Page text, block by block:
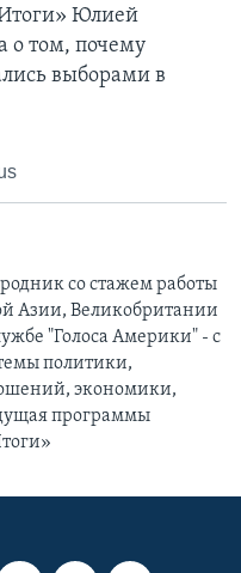
Юлией
о том, почему
выборами в
cо стажем работы
Азии, Великобритании
"Голоса Америки" - с
политики,
экономики,
программы